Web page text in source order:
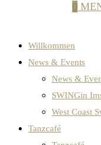
0
Willkommen
News & Events
News &
SWINGin
West Coast
Tanzcafé